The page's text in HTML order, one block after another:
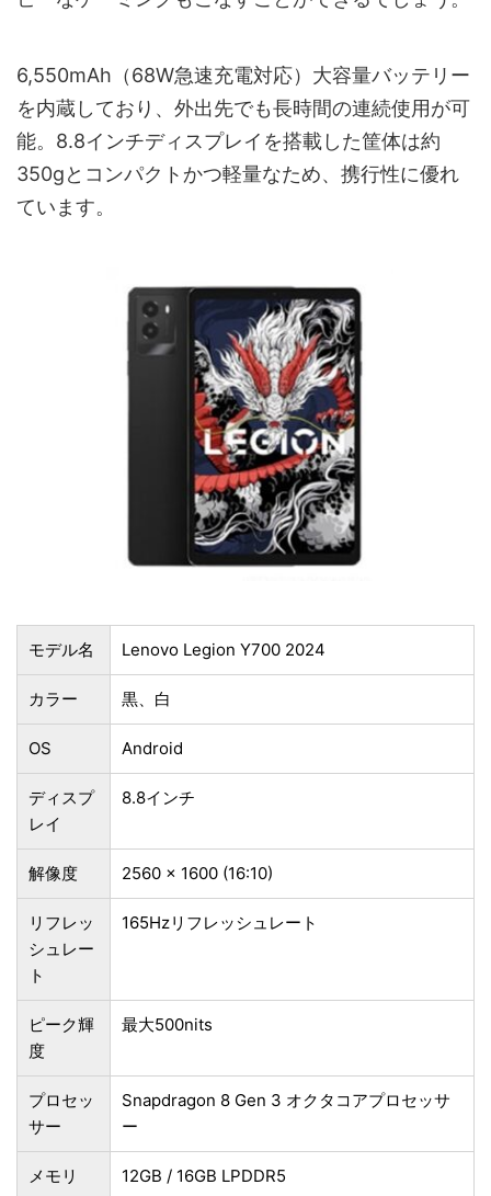
6,550mAh（68W急速充電対応）大容量バッテリー
を内蔵しており、外出先でも長時間の連続使用が可
能。8.8インチディスプレイを搭載した筐体は約
350gとコンパクトかつ軽量なため、携行性に優れ
ています。
モデル名 Lenovo Legion Y700 2024
カラー 黒、白
OS Android
ディスプ
レイ
8.8インチ
解像度 2560 x 1600 (16:10)
リフレッ
シュレー
ト
165Hzリフレッシュレート
ピーク輝
度
最大500nits
プロセッ
サー
Snapdragon 8 Gen 3 オクタコアプロセッサ
ー
メモリ 12GB / 16GB LPDDR5